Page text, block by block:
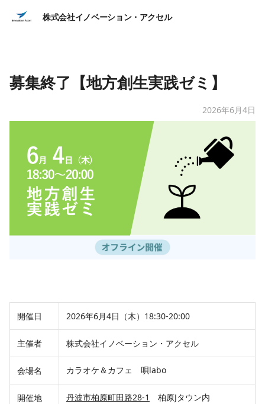
株式会社イノベーション・アクセル
募集終了【地方創生実践ゼミ】
2026年6月4日
開催日 2026年6月4日（木）18:30-20:00
主催者 株式会社イノベーション・アクセル
会場名 カラオケ＆カフェ 唄labo
開催地 丹波市柏原町田路28-1 柏原Jタウン内